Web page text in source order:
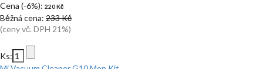
Cena (-6%): 220 Kč
Běžná cena: 233 Kč
(ceny vč. DPH 21%)
Ks: